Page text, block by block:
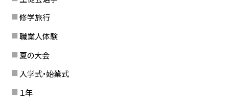
修学旅行
職業人体験
夏の大会
入学式・始業式
１年